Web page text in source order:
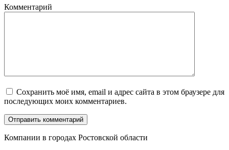
Комментарий
Сохранить моё имя, email и адрес сайта в этом браузере для
последующих моих комментариев.
Компании в городах Ростовской области